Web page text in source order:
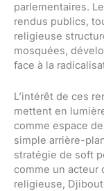
parlementaires.
rendus publics,
religieuse
mosquées,
face à la
L’intérêt de ces
mettent en
comme espace
simple arrière-
stratégie de soft
comme un acteur
religieuse,